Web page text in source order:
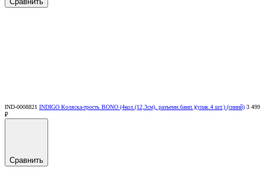
IND-0008821 INDIGO Коляска-трость BONO (4кол.(12,3см), разъемн.бамп.)(упак.4 шт.) (синий) 3 499
₽
Сравнить